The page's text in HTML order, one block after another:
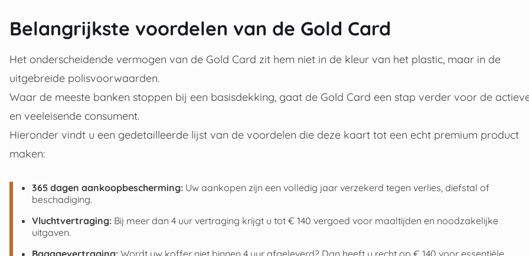
Belangrijkste voordelen van de Gold Card
Het onderscheidende vermogen van de Gold Card zit hem niet in de kleur van het plastic, maar in de
uitgebreide polisvoorwaarden.
Waar de meeste banken stoppen bij een basisdekking, gaat de Gold Card een stap verder voor de
en veeleisende consument.
Hieronder vindt u een gedetailleerde lijst van de voordelen die deze kaart tot een echt premium product
maken:
365 dagen aankoopbescherming: Uw aankopen zijn een volledig jaar verzekerd tegen verlies, diefstal of
beschadiging.
Vluchtvertraging: Bij meer dan 4 uur vertraging krijgt u tot € 140 vergoed voor maaltijden en noodzakelijke
uitgaven.
Bagagevertraging: Wordt uw koffer niet binnen 4 uur afgeleverd? Dan heeft u recht op € 140 voor essentiële